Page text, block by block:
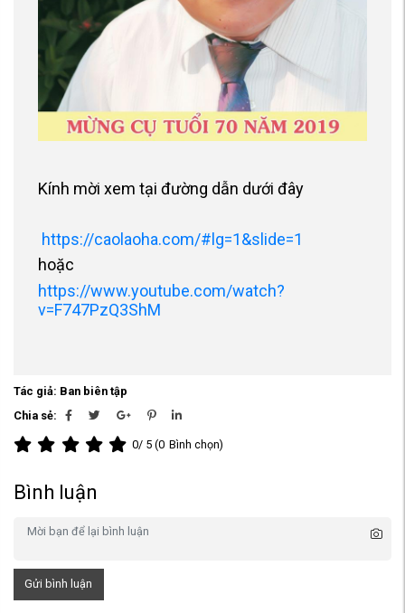
Kính mời xem tại đường dẫn dưới đây
https://caolaoha.com/#lg=1&slide=1
hoặc
https://www.youtube.com/watch?
v=F747PzQ3ShM
Tác giả: Ban biên tập
Chia sẻ:
0/ 5 (0 Bình chọn)
Bình luận
Gửi bình luận